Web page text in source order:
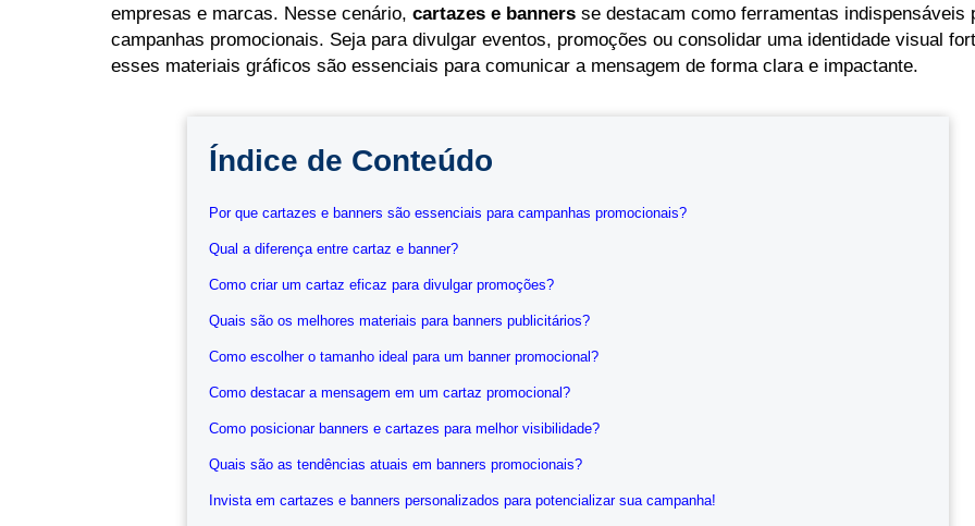
empresas e marcas. Nesse cenário, cartazes e banners se destacam como ferramentas indispensáveis
campanhas promocionais. Seja para divulgar eventos, promoções ou consolidar uma identidade visual
esses materiais gráficos são essenciais para comunicar a mensagem de forma clara e impactante.
Índice de Conteúdo
Por que cartazes e banners são essenciais para campanhas promocionais?
Qual a diferença entre cartaz e banner?
Como criar um cartaz eficaz para divulgar promoções?
Quais são os melhores materiais para banners publicitários?
Como escolher o tamanho ideal para um banner promocional?
Como destacar a mensagem em um cartaz promocional?
Como posicionar banners e cartazes para melhor visibilidade?
Quais são as tendências atuais em banners promocionais?
Invista em cartazes e banners personalizados para potencializar sua campanha!